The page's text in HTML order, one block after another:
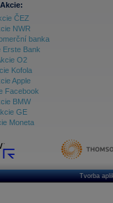
Akcie:
ČEZ
NWR
banka
Erste Bank
O2
Kofola
Apple
Facebook
BMW
GE
Moneta
Tvorba